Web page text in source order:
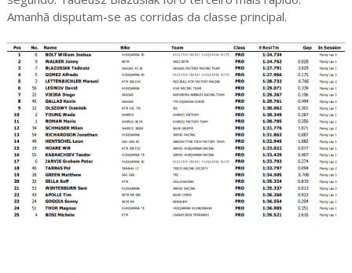
Amanhã disputam-se as corridas da classe principal.